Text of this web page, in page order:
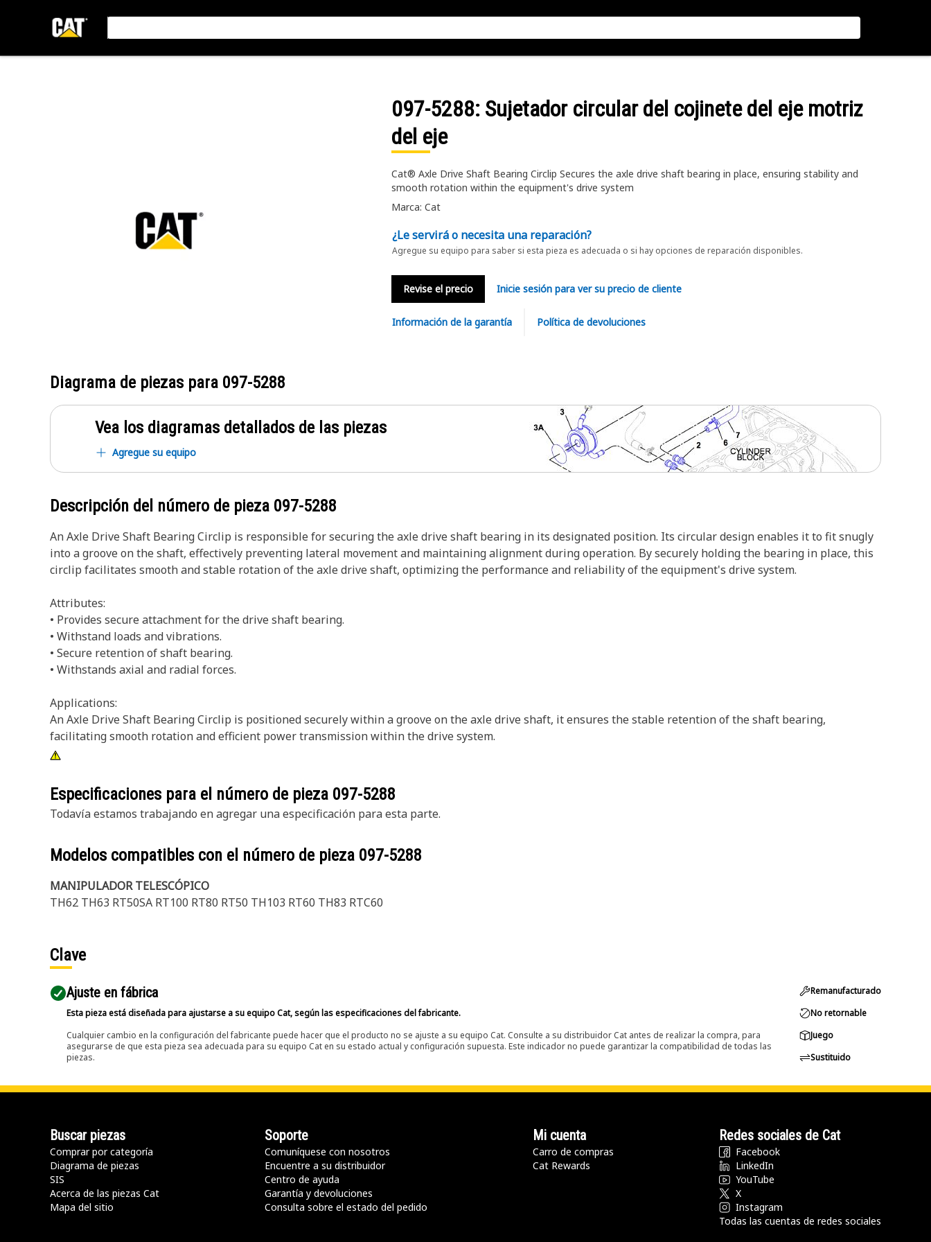
097-5288: Sujetador circular del cojinete del eje motriz
del eje
Cat® Axle Drive Shaft Bearing Circlip Secures the axle drive shaft bearing in place, ensuring stability and
smooth rotation within the equipment's drive system
Marca: Cat
¿Le servirá o necesita una reparación?
Agregue su equipo para saber si esta pieza es adecuada o si hay opciones de reparación disponibles.
Revise el precio Inicie sesión para ver su precio de cliente
Información de la garantía Política de devoluciones
Diagrama de piezas para 097-5288
Vea los diagramas detallados de las piezas
Agregue su equipo
Descripción del número de pieza 097-5288
An Axle Drive Shaft Bearing Circlip is responsible for securing the axle drive shaft bearing in its designated position. Its circular design enables it to fit snugly
into a groove on the shaft, effectively preventing lateral movement and maintaining alignment during operation. By securely holding the bearing in place, this
circlip facilitates smooth and stable rotation of the axle drive shaft, optimizing the performance and reliability of the equipment's drive system.
Attributes:
• Provides secure attachment for the drive shaft bearing.
• Withstand loads and vibrations.
• Secure retention of shaft bearing.
• Withstands axial and radial forces.
Applications:
An Axle Drive Shaft Bearing Circlip is positioned securely within a groove on the axle drive shaft, it ensures the stable retention of the shaft bearing,
facilitating smooth rotation and efficient power transmission within the drive system.
Especificaciones para el número de pieza 097-5288
Todavía estamos trabajando en agregar una especificación para esta parte.
Modelos compatibles con el número de pieza 097-5288
MANIPULADOR TELESCÓPICO
TH62 TH63 RT50SA RT100 RT80 RT50 TH103 RT60 TH83 RTC60
Clave
Ajuste en fábrica
Esta pieza está diseñada para ajustarse a su equipo Cat, según las especificaciones del fabricante.
Cualquier cambio en la configuración del fabricante puede hacer que el producto no se ajuste a su equipo Cat. Consulte a su distribuidor Cat antes de realizar la compra, para
asegurarse de que esta pieza sea adecuada para su equipo Cat en su estado actual y configuración supuesta. Este indicador no puede garantizar la compatibilidad de todas las
piezas.
Remanufacturado
No retornable
Juego
Sustituido
Buscar piezas
Comprar por categoría
Diagrama de piezas
SIS
Acerca de las piezas Cat
Mapa del sitio
Soporte
Comuníquese con nosotros
Encuentre a su distribuidor
Centro de ayuda
Garantía y devoluciones
Consulta sobre el estado del pedido
Mi cuenta
Carro de compras
Cat Rewards
Redes sociales de Cat
Facebook
LinkedIn
YouTube
X
Instagram
Todas las cuentas de redes sociales